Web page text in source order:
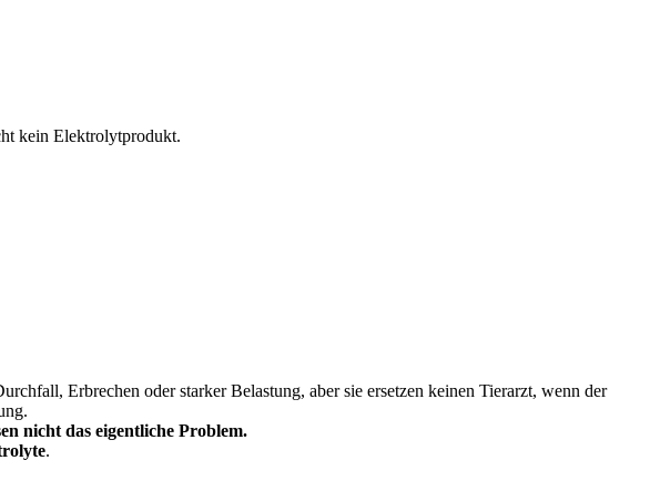
kein Elektrolytprodukt.
Erbrechen oder starker Belastung, aber sie ersetzen keinen Tierarzt, wenn der
nicht das eigentliche Problem.
.